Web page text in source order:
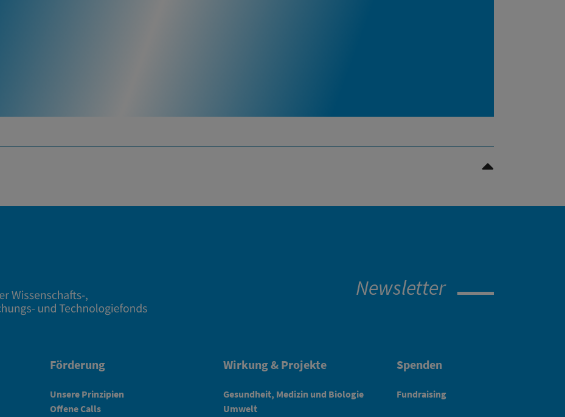
Nach oben Scrollen
Newsletter
Förderung
Unsere Prinzipien
Offene Calls
Wirkung & Projekte
Gesundheit, Medizin und Biologie
Umwelt
Spenden
Fundraising